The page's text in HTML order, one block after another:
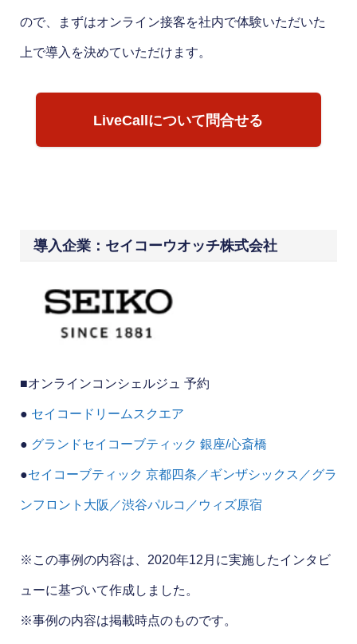
ので、まずはオンライン接客を社内で体験いただいた
上で導入を決めていただけます。
LiveCallについて問合せる
導入企業：セイコーウオッチ株式会社
■オンラインコンシェルジュ 予約
● セイコードリームスクエア
● グランドセイコーブティック 銀座/心斎橋
●セイコーブティック 京都四条／ギンザシックス／グラ
ンフロント大阪／渋谷パルコ／ウィズ原宿
※この事例の内容は、2020年12月に実施したインタビ
ューに基づいて作成しました。
※事例の内容は掲載時点のものです。